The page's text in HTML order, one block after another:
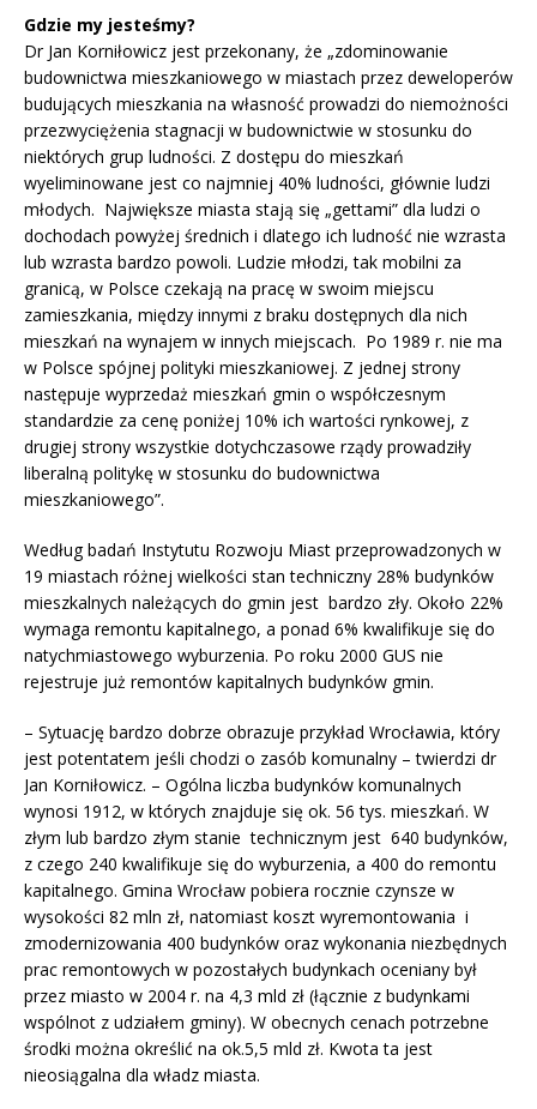
Gdzie my jesteśmy?
Dr Jan Korniłowicz jest przekonany, że „zdominowanie
budownictwa mieszkaniowego w miastach przez deweloperów
budujących mieszkania na własność prowadzi do niemożności
przezwyciężenia stagnacji w budownictwie w stosunku do
niektórych grup ludności. Z dostępu do mieszkań
wyeliminowane jest co najmniej 40% ludności, głównie ludzi
młodych. Największe miasta stają się „gettami” dla ludzi o
dochodach powyżej średnich i dlatego ich ludność nie wzrasta
lub wzrasta bardzo powoli. Ludzie młodzi, tak mobilni za
granicą, w Polsce czekają na pracę w swoim miejscu
zamieszkania, między innymi z braku dostępnych dla nich
mieszkań na wynajem w innych miejscach. Po 1989 r. nie ma
w Polsce spójnej polityki mieszkaniowej. Z jednej strony
następuje wyprzedaż mieszkań gmin o współczesnym
standardzie za cenę poniżej 10% ich wartości rynkowej, z
drugiej strony wszystkie dotychczasowe rządy prowadziły
liberalną politykę w stosunku do budownictwa
mieszkaniowego”.
Według badań Instytutu Rozwoju Miast przeprowadzonych w
19 miastach różnej wielkości stan techniczny 28% budynków
mieszkalnych należących do gmin jest bardzo zły. Około 22%
wymaga remontu kapitalnego, a ponad 6% kwalifikuje się do
natychmiastowego wyburzenia. Po roku 2000 GUS nie
rejestruje już remontów kapitalnych budynków gmin.
– Sytuację bardzo dobrze obrazuje przykład Wrocławia, który
jest potentatem jeśli chodzi o zasób komunalny – twierdzi dr
Jan Korniłowicz. – Ogólna liczba budynków komunalnych
wynosi 1912, w których znajduje się ok. 56 tys. mieszkań. W
złym lub bardzo złym stanie technicznym jest 640 budynków,
z czego 240 kwalifikuje się do wyburzenia, a 400 do remontu
kapitalnego. Gmina Wrocław pobiera rocznie czynsze w
wysokości 82 mln zł, natomiast koszt wyremontowania i
zmodernizowania 400 budynków oraz wykonania niezbędnych
prac remontowych w pozostałych budynkach oceniany był
przez miasto w 2004 r. na 4,3 mld zł (łącznie z budynkami
wspólnot z udziałem gminy). W obecnych cenach potrzebne
środki można określić na ok.5,5 mld zł. Kwota ta jest
nieosiągalna dla władz miasta.